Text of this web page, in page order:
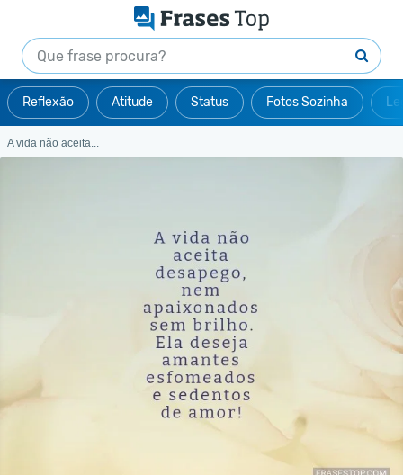
Reflexão Atitude Status Fotos Sozinha
A vida não aceita...